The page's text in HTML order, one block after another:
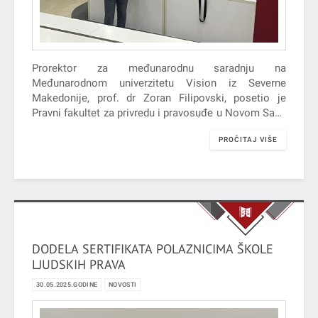
Prorektor za međunarodnu saradnju na
Međunarodnom univerzitetu Vision iz Severne
Makedonije, prof. dr Zoran Filipovski, posetio je
Pravni fakultet za privredu i pravosuđe u Novom Sadu
PROČITAJ VIŠE
DODELA SERTIFIKATA POLAZNICIMA ŠKOLE
LJUDSKIH PRAVA
30.05.2025.GODINE NOVOSTI